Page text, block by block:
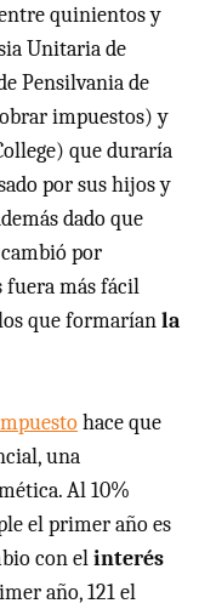
quinientos y
Unitaria de
Pensilvania de
impuestos) y
que duraría
por sus hijos y
dado que
por
fuera más fácil
que formaríanla
hace que
una
Al 10%
el primer año es
con elinterés
año, 121 el